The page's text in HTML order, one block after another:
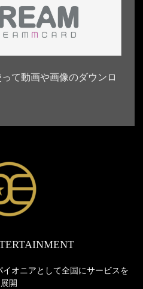
て動画や画像のダウンロ
オニアとして全国にサービスを
展開